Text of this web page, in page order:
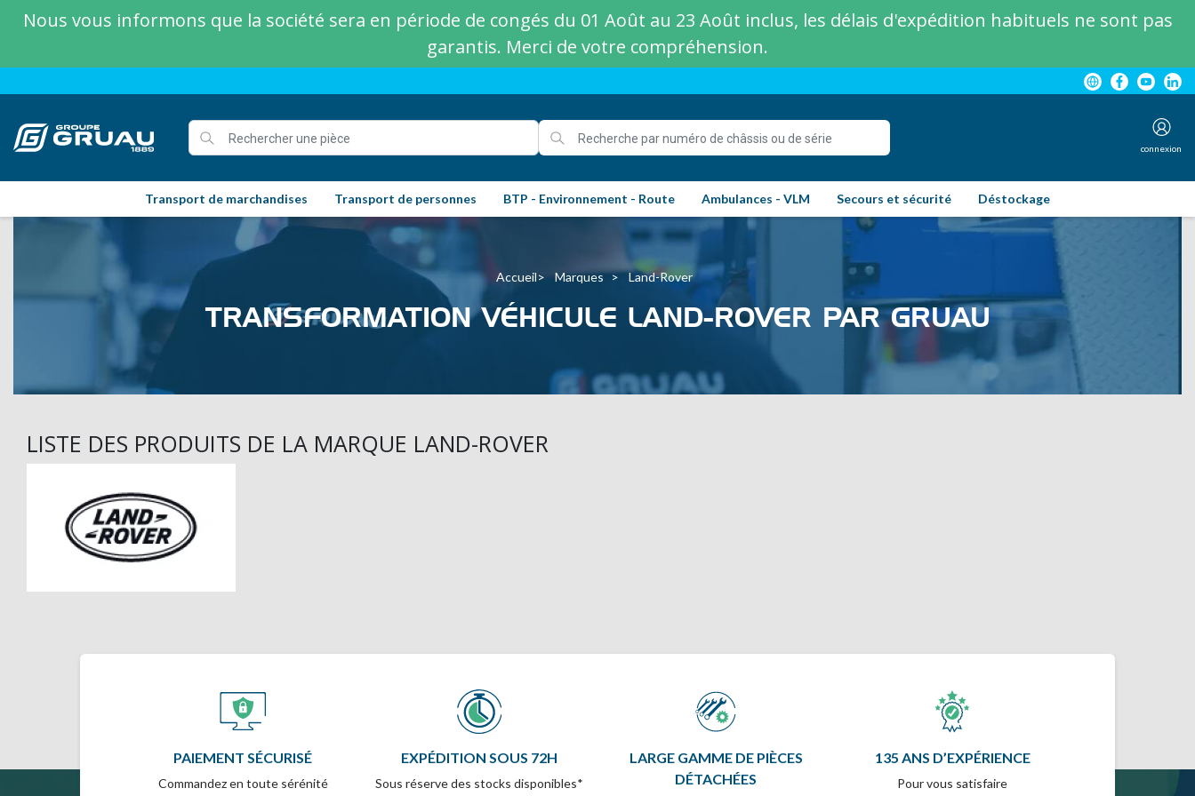
Nous vous informons que la société sera en période de congés du 01 Août au 23 Août inclus, les délais d'expédition habituels ne sont pas
garantis. Merci de votre compréhension.
connexion
Transport de marchandises Transport de personnes BTP - Environnement - Route Ambulances - VLM Secours et sécurité Déstockage
Accueil Marques Land-Rover
TRANSFORMATION VÉHICULE LAND-ROVER PAR GRUAU
LISTE DES PRODUITS DE LA MARQUE LAND-ROVER
PAIEMENT SÉCURISÉ
Commandez en toute sérénité
EXPÉDITION SOUS 72H
Sous réserve des stocks disponibles*
LARGE GAMME DE PIÈCES
DÉTACHÉES
135 ANS D’EXPÉRIENCE
Pour vous satisfaire